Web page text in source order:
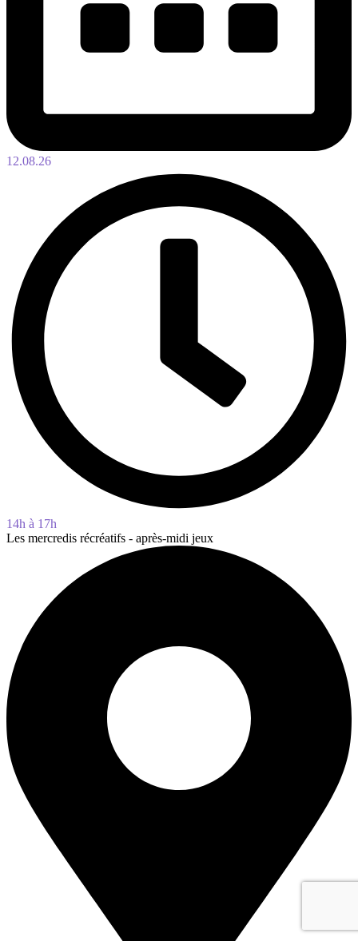
12.08.26
14h à 17h
Les mercredis récréatifs - après-midi jeux